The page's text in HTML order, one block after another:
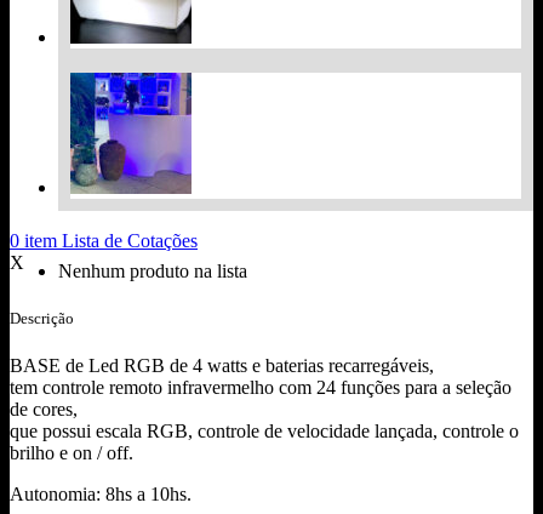
0 item Lista de Cotações
X
Nenhum produto na lista
Descrição
BASE de Led RGB de 4 watts e baterias recarregáveis,
tem controle remoto infravermelho com 24 funções para a seleção
de cores,
que possui escala RGB, controle de velocidade lançada, controle o
brilho e on / off.
Autonomia: 8hs a 10hs.